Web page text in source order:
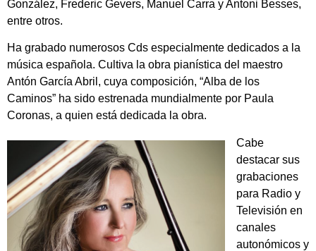
González, Frederic Gevers, Manuel Carra y Antoni Besses,
entre otros.
Ha grabado numerosos Cds especialmente dedicados a la
música española. Cultiva la obra pianística del maestro
Antón García Abril, cuya composición, “Alba de los
Caminos” ha sido estrenada mundialmente por Paula
Coronas, a quien está dedicada la obra.
Cabe
destacar sus
grabaciones
para Radio y
Televisión en
canales
autonómicos y